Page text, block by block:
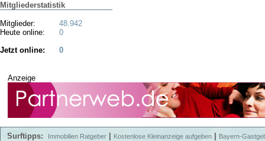
Mitgliederstatistik
Mitglieder:
Heute online:
48.942
0
Jetzt online:
0
Anzeige
Surftipps: Immobilien Ratgeber Kostenlose Kleinanzeige aufgeben
Bayern-